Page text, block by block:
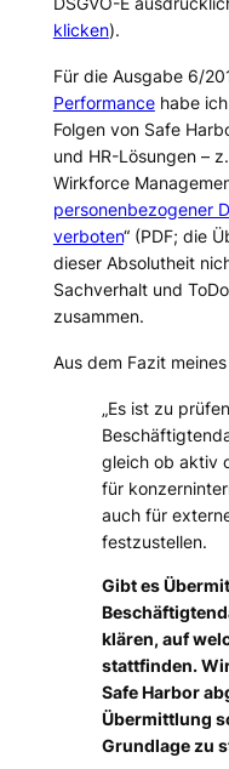
klicken).
Für die Ausgabe 6/
Performancehabe ich
Folgen von Safe
und HR-Lösungen –
Wirkforce
personenbezogener
verboten“ (PDF; die
dieser Absolutheit
Sachverhalt und
zusammen.
Aus dem Fazit
„Es ist zu
gleich ob aktiv
für
auch für
festzustellen.
Gibt es
klären, auf
stattfinden.
Safe Harbor
Übermittlung
Grundlage zu